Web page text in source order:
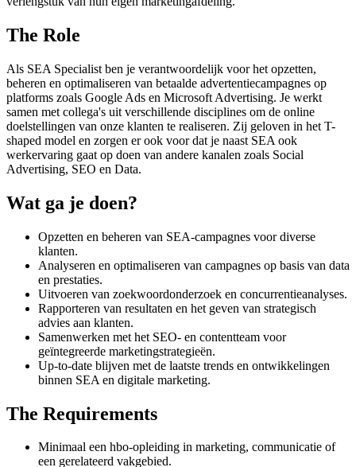
The Role
Als SEA Specialist ben je verantwoordelijk voor het opzetten,
beheren en optimaliseren van betaalde advertentiecampagnes op
platforms zoals Google Ads en Microsoft Advertising. Je werkt
samen met collega's uit verschillende disciplines om de online
doelstellingen van onze klanten te realiseren. Zij geloven in het T-
shaped model en zorgen er ook voor dat je naast SEA ook
werkervaring gaat op doen van andere kanalen zoals Social
Advertising, SEO en Data.
Wat ga je doen?
Opzetten en beheren van SEA-campagnes voor diverse
klanten.
Analyseren en optimaliseren van campagnes op basis van data
en prestaties.
Uitvoeren van zoekwoordonderzoek en concurrentieanalyses.
Rapporteren van resultaten en het geven van strategisch
advies aan klanten.
Samenwerken met het SEO- en contentteam voor
geïntegreerde marketingstrategieën.
Up-to-date blijven met de laatste trends en ontwikkelingen
binnen SEA en digitale marketing.
The Requirements
Minimaal een hbo-opleiding in marketing, communicatie of
een gerelateerd vakgebied.